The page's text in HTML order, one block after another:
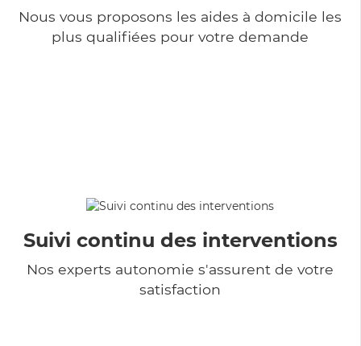
Nous vous proposons les aides à domicile les
plus qualifiées pour votre demande
Suivi continu des interventions
Nos experts autonomie s'assurent de votre
satisfaction